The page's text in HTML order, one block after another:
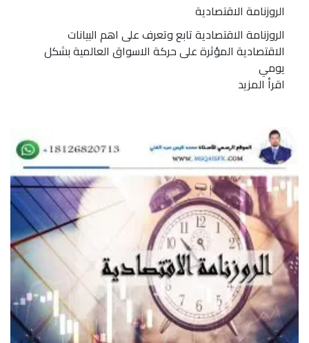
الروزنامة الاقتصادية
الروزنامة الاقتصادية تابع وتعرف على اهم البيانات
الاقتصادية المؤثرة على حركة الاسواق العالمية بشكل
يومي
اقرأ المزيد